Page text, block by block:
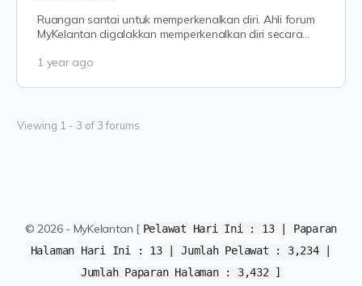
Ruangan santai untuk memperkenalkan diri. Ahli forum
MyKelantan digalakkan memperkenalkan diri secara
1 year ago
Viewing 1 - 3 of 3 forums
© 2026 - MyKelantan [ Pelawat Hari Ini : 13
Paparan
Halaman Hari Ini : 13 | Jumlah Pelawat : 3,234 |
Jumlah Paparan Halaman : 3,432 ]